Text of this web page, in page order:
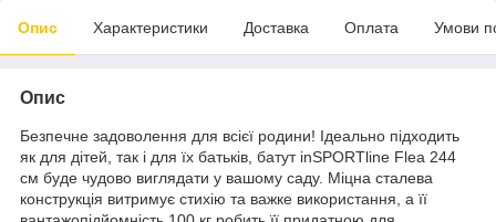
Опис Характеристики Доставка Оплата Умови
Опис
Безпечне задоволення для всієї родини! Ідеально підходить
як для дітей, так і для їх батьків, батут inSPORTline Flea 244
см буде чудово виглядати у вашому саду. Міцна сталева
конструкція витримує стихію та важке використання, а її